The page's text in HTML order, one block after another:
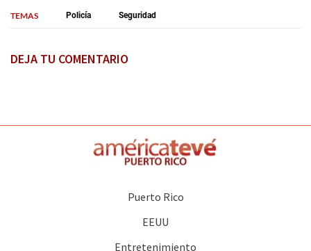
TEMAS Policía Seguridad
DEJA TU COMENTARIO
Puerto Rico
EEUU
Entretenimiento